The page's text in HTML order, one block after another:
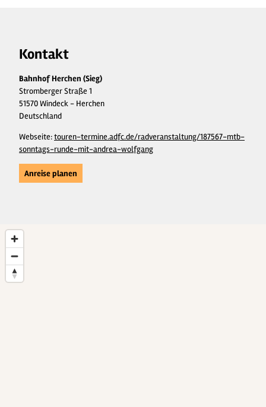
Kontakt
Bahnhof Herchen (Sieg)
Stromberger Straße 1
51570 Windeck - Herchen
Deutschland
Webseite:touren-termine.adfc.de/radveranstaltung/187567-mtb-
sonntags-runde-mit-andrea-wolfgang
Anreise planen